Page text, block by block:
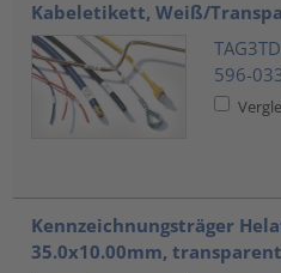
Kabeletikett, Weiß/
596-
Kennzeichnungsträger
35.0x10.00mm,